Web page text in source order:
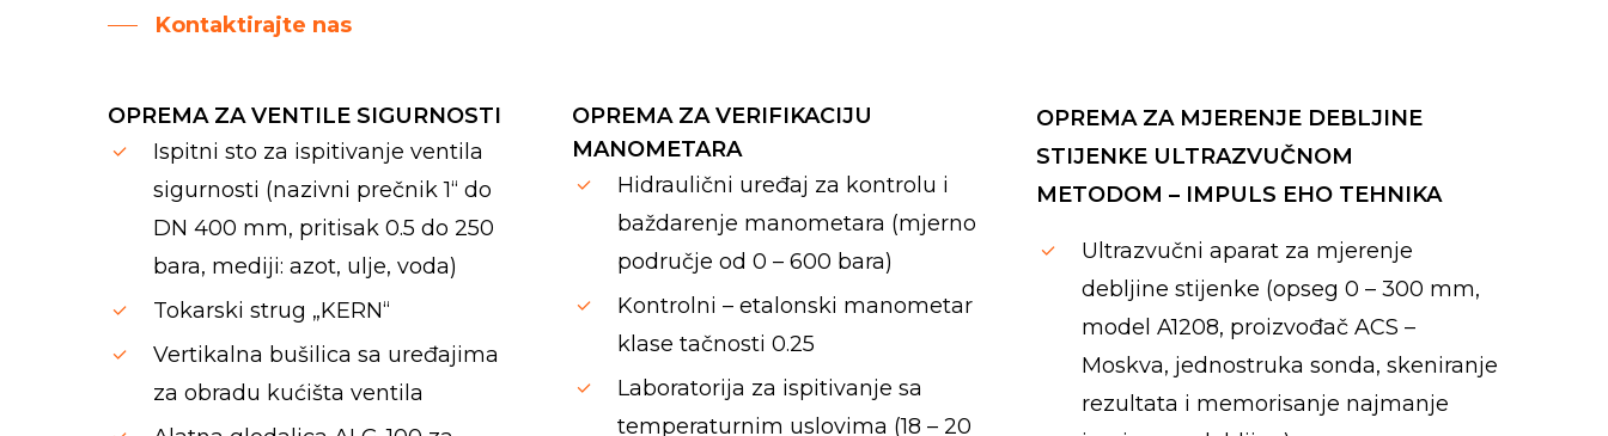
Kontaktirajte nas
OPREMA ZA VENTILE SIGURNOSTI
Ispitni sto za ispitivanje ventila
sigurnosti (nazivni prečnik 1“ do
DN 400 mm, pritisak 0.5 do 250
bara, mediji: azot, ulje, voda)
Tokarski strug „KERN“
Vertikalna bušilica sa uređajima
za obradu kućišta ventila
OPREMA ZA VERIFIKACIJU
MANOMETARA
Hidraulični uređaj za kontrolu i
baždarenje manometara (mjerno
područje od 0 – 600 bara)
Kontrolni – etalonski manometar
klase tačnosti 0.25
Laboratorija za ispitivanje sa
temperaturnim uslovima (18 – 20
OPREMA ZA MJERENJE DEBLJINE
STIJENKE ULTRAZVUČNOM
METODOM – IMPULS EHO TEHNIKA
Ultrazvučni aparat za mjerenje
debljine stijenke (opseg 0 – 300 mm,
model A1208, proizvođač ACS –
Moskva, jednostruka sonda, skeniranje
rezultata i memorisanje najmanje